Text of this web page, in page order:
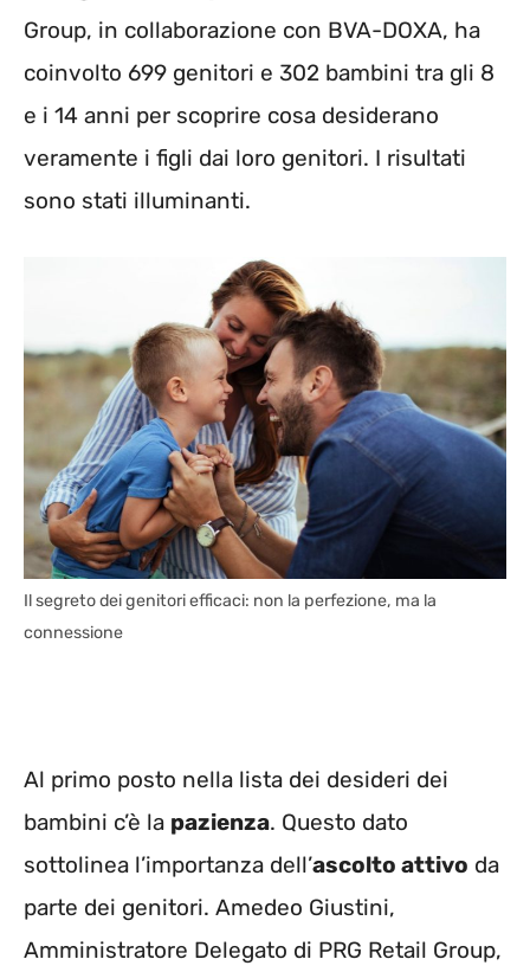
Group, in collaborazione con BVA-DOXA, ha
coinvolto 699 genitori e 302 bambini tra gli 8
e i 14 anni per scoprire cosa desiderano
veramente i figli dai loro genitori. I risultati
sono stati illuminanti.
Il segreto dei genitori efficaci: non la perfezione, ma la
connessione
Al primo posto nella lista dei desideri dei
bambini c’è la pazienza. Questo dato
sottolinea l’importanza dell’ascolto attivo da
parte dei genitori. Amedeo Giustini,
Amministratore Delegato di PRG Retail Group,